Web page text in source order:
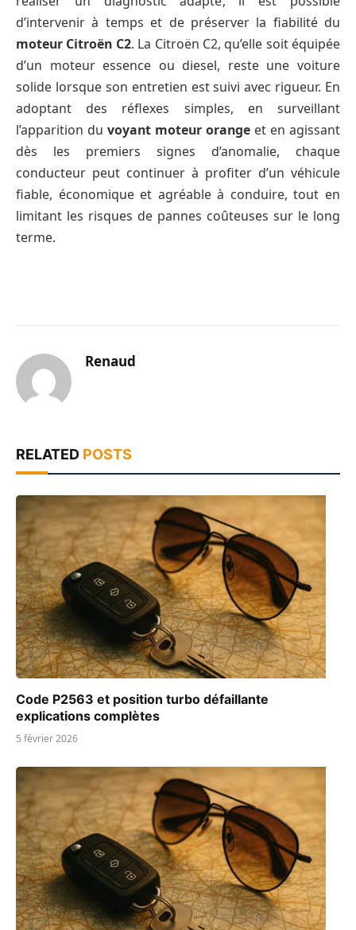
d’intervenir à temps et de préserver la fiabilité du
moteur Citroën C2. La Citroën C2, qu’elle soit équipée
d’un moteur essence ou diesel, reste une voiture
solide lorsque son entretien est suivi avec rigueur. En
adoptant des réflexes simples, en surveillant
l’apparition du voyant moteur orange et en agissant
dès les premiers signes d’anomalie, chaque
conducteur peut continuer à profiter d’un véhicule
fiable, économique et agréable à conduire, tout en
limitant les risques de pannes coûteuses sur le long
terme.
Renaud
RELATED POSTS
Code P2563 et position turbo défaillante
explications complètes
5 février 2026